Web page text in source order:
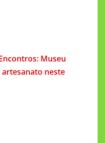
Museu
neste